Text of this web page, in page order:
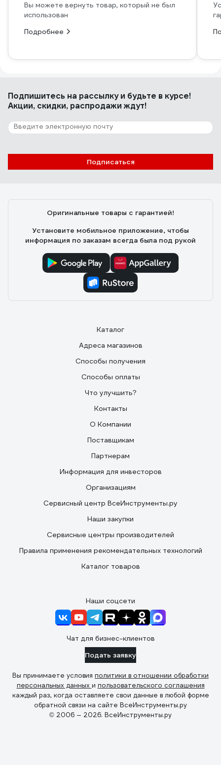
Вы можете вернуть товар, который не был
использован
Подробнее
Подпишитесь на рассылкуи будьте в курсе!
Акции, скидки, распродажи ждут!
Подписаться
Оригинальные товары с гарантией!
Установите мобильное приложение, чтобы
информация по заказам всегда была под рукой
Каталог
Адреса магазинов
Способы получения
Способы оплаты
Что улучшить?
Контакты
О Компании
Поставщикам
Партнерам
Информация для инвесторов
Организациям
Сервисный центр ВсеИнструменты.ру
Наши закупки
Сервисные центры производителей
Правила применения рекомендательных технологий
Каталог товаров
Наши соцсети
Чат для бизнес-клиентов
Подать заявку
Вы принимаете условия политики в отношении обработки
персональных данных и пользовательского соглашения
каждый раз, когда оставляете свои данные в любой форме
обратной связи на сайте ВсеИнструменты.ру
© 2006 — 2026. ВсеИнструменты.ру